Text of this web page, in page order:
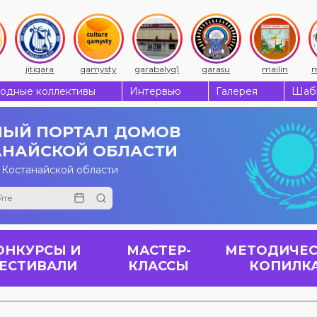
jitiqara qamysty qarabalyq1 qarasu mailin
коллективы Интервью Галерея
ПОРТАЛ ДОМОВ
ОБЛАСТИ
области
И
МАСТЕР-
КЛАССЫ